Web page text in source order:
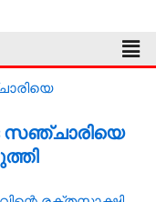
സഞ്ചാരിയെ